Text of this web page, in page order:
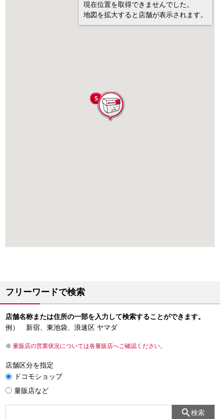
現在位置を取得できませんでした。
地図を拡大すると店舗が表示されます。
フリーワードで検索
店舗名称または住所の一部を入力して検索することができます。
例） 新宿、東池袋、浪速区 ヤマダ
量販店の営業状況については各量販店へご確認ください。
店舗区分を指定
ドコモショップ
量販店など
検索